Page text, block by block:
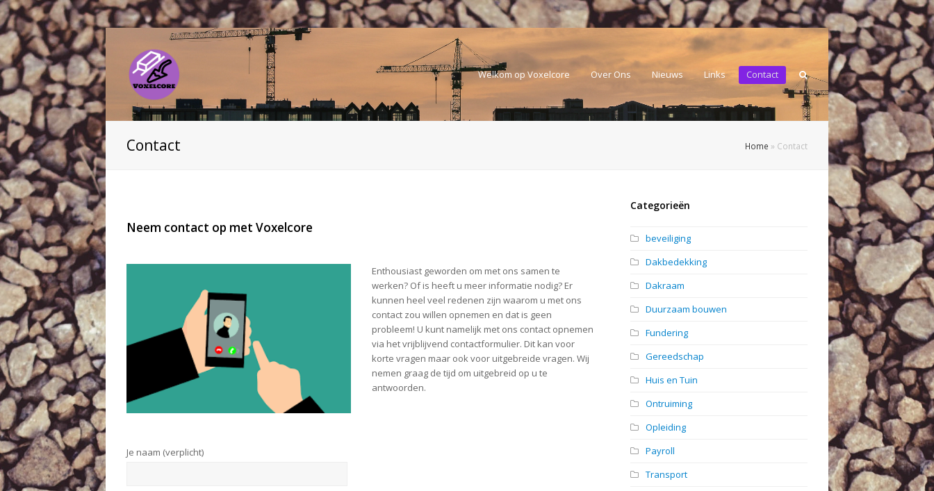
Welkom op Voxelcore Over Ons Nieuws Links Contact
Contact Home » Contact
Neem contact op met Voxelcore
Enthousiast geworden om met ons samen te
werken? Of is heeft u meer informatie nodig? Er
kunnen heel veel redenen zijn waarom u met ons
contact zou willen opnemen en dat is geen
probleem! U kunt namelijk met ons contact opnemen
via het vrijblijvend contactformulier. Dit kan voor
korte vragen maar ook voor uitgebreide vragen. Wij
nemen graag de tijd om uitgebreid op u te
antwoorden.
Je naam (verplicht)
Categorieën
beveiliging
Dakbedekking
Dakraam
Duurzaam bouwen
Fundering
Gereedschap
Huis en Tuin
Ontruiming
Opleiding
Payroll
Transport